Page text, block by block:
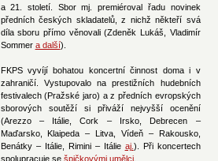
a 21. století. Sbor mj. premiéroval řadu novinek
předních českých skladatelů, z nichž někteří svá
díla sboru přímo věnovali (Zdeněk Lukáš, Vladimír
Sommer a další).
FKPS vyvíjí bohatou koncertní činnost doma i v
zahraničí. Vystupovalo na prestižních hudebních
festivalech (Pražské jaro) a z předních evropských
sborových soutěží si přiváží nejvyšší ocenění
(Arezzo – Itálie, Cork – Irsko, Debrecen –
Maďarsko, Klaipeda – Litva, Vídeň – Rakousko,
Benátky – Itálie, Rimini – Itálie aj. ). Při koncertech
spolupracuje se špičkovými umělci.